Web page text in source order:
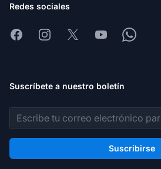
Redes sociales
FacebookInstagram
X YoutubeWhatsapp
Suscríbete a nuestro boletín
Dirección de correo electrónico
Suscribirse